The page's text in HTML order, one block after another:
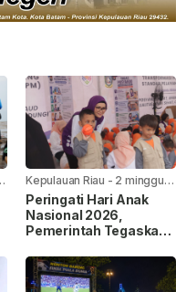
Kepulauan Riau - 2 minggu
yang lalu
Peringati Hari Anak
Nasional 2026,
Pemerintah Tegaskan
Anak